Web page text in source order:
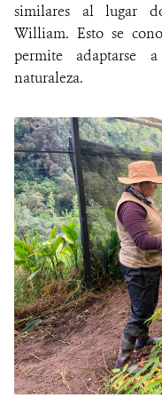
similares al lugar
William. Esto se
permite adaptarse
naturaleza.